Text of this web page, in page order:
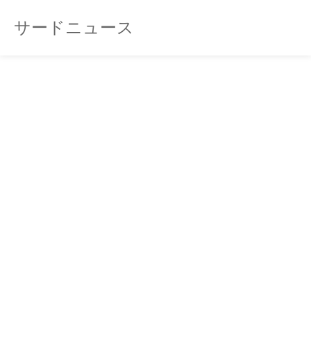
サードニュース